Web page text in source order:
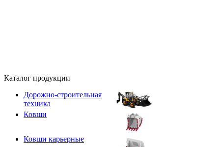
Каталог продукции
Дорожно-строительная
техника
Ковши
Ковши карьерные